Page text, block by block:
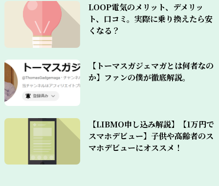
LOOP電気のメリット、デメリッ
ト、口コミ。実際に乗り換えたら安
くなる？
【トーマスガジェマガとは何者なの
か】ファンの僕が徹底解説。
【LIBMO申し込み解説】【1万円で
スマホデビュー】子供や高齢者のス
マホデビューにオススメ！